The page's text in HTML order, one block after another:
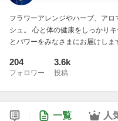
フラワーアレンジやハーブ、ア
シュ。 心と体の健康をしっかり
とパワーをみなさまにお届けしま
204
フォロワー
3.6k
投稿
一覧 人